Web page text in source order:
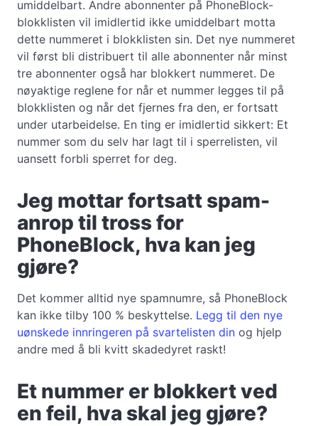
umiddelbart. Andre abonnenter på PhoneBlock-
blokklisten vil imidlertid ikke umiddelbart motta
dette nummeret i blokklisten sin. Det nye nummeret
vil først bli distribuert til alle abonnenter når minst
tre abonnenter også har blokkert nummeret. De
nøyaktige reglene for når et nummer legges til på
blokklisten og når det fjernes fra den, er fortsatt
under utarbeidelse. En ting er imidlertid sikkert: Et
nummer som du selv har lagt til i sperrelisten, vil
uansett forbli sperret for deg.
Jeg mottar fortsatt spam-
anrop til tross for
PhoneBlock, hva kan jeg
gjøre?
Det kommer alltid nye spamnumre, så PhoneBlock
kan ikke tilby 100 % beskyttelse. Legg til den nye
uønskede innringeren på svartelisten din og hjelp
andre med å bli kvitt skadedyret raskt!
Et nummer er blokkert ved
en feil, hva skal jeg gjøre?